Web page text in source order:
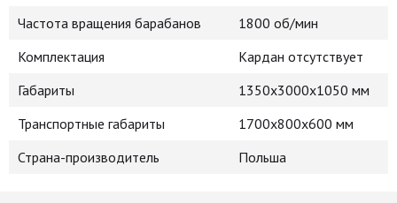
Частота вращения барабанов
1800 об/мин
Комплектация
Кардан отсутствует
Габариты
1350х3000х1050 мм
Транспортные габариты
1700х800х600 мм
Страна-производитель
Польша